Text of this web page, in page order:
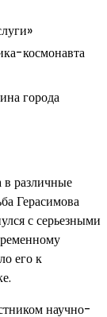
космонавта
города
различные
Герасимова
с серьезными
его к
научно-